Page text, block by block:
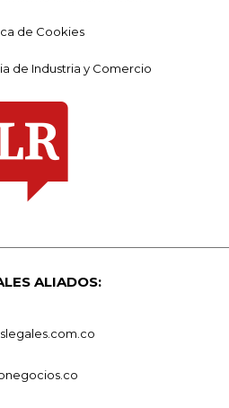
de Cookies
de Industria y Comercio
ALIADOS: